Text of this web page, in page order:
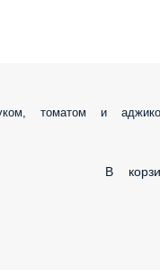
томатом и
В